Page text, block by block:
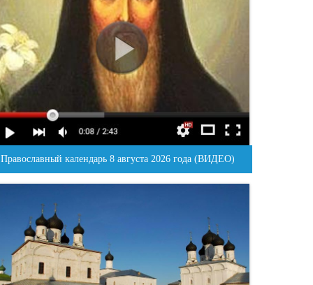
Православный календарь 8 августа 2026 года (ВИДЕО)